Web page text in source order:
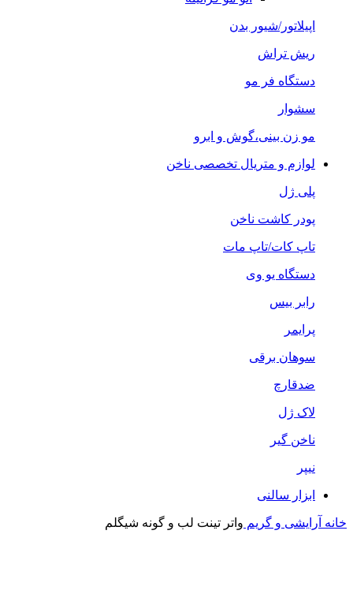
اپیلاتور/شیور بدن
ریش تراش
دستگاه فر مو
سشوار
مو زن بینی،گوش و ابرو
لوازم و متریال تخصصی ناخن
پلی ژل
پودر کاشت ناخن
تاپ کات/تاپ مات
دستگاه یو وی
رابر بیس
پرایمر
سوهان برقی
ضدقارچ
لاک ژل
ناخن گیر
نیپر
ابزار سالنی
خانه آرایشی و گریم واتر تینت لب و گونه شیگلم